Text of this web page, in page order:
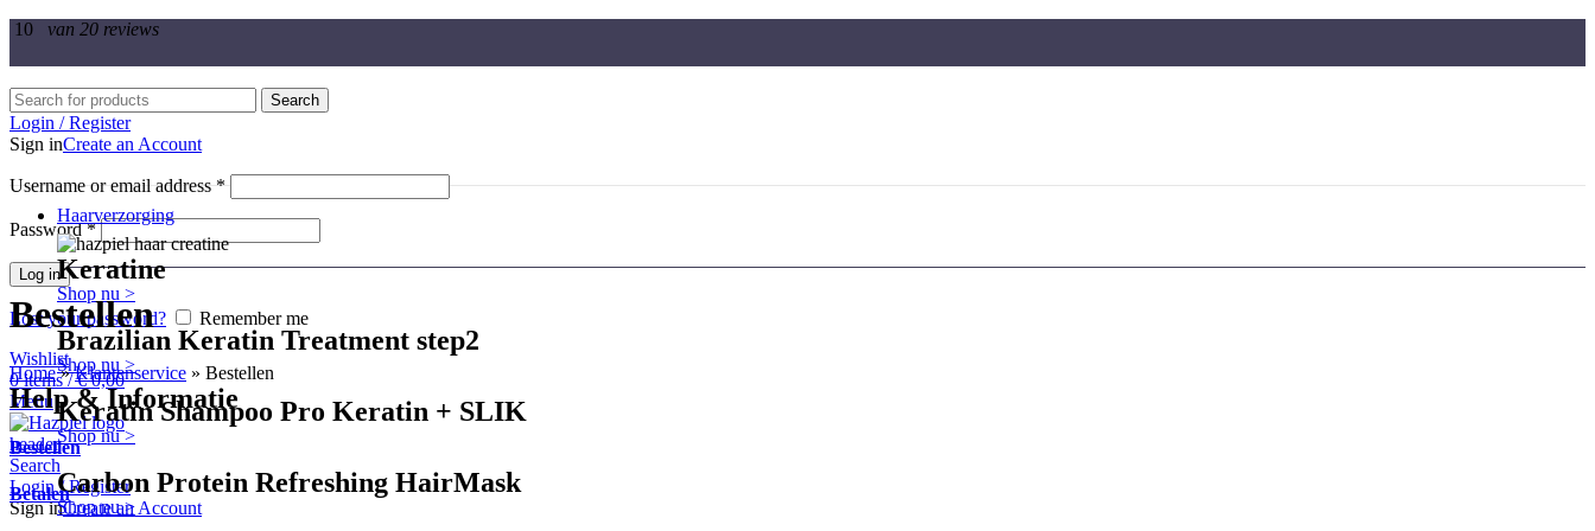
10 van 20 reviews
Search
Login / Register
Sign inCreate an Account
Username or email address*
Password*
Log in
Lost your password?
Remember me
Wishlist
0items / €0,00
Menu
Search
Login / Register
Sign inCreate an Account
Haarverzorging
Keratine
Shop nu >
Brazilian Keratin Treatment step2
Shop nu >
Keratin Shampoo Pro Keratin + SLIK
Shop nu >
Carbon Protein Refreshing HairMask
Shop nu >
Bestellen
Home»Klantenservice » Bestellen
Help & Informatie
Bestellen
Betalen